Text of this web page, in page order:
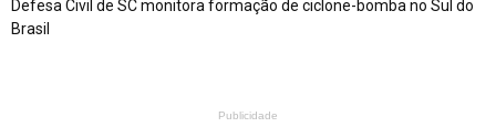
Defesa Civil de SC monitora formação de ciclone-bomba no Sul do
Brasil
Publicidade